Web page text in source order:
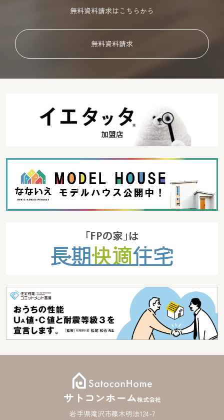
無料資料請求はこちらから
無料資料請求
サトコンホーム株式会社
岩手県滝沢市篠木明法124-7